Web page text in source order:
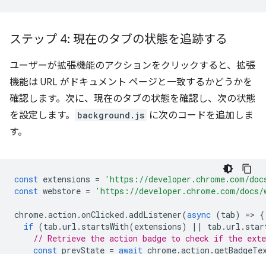
ステップ 4: 現在のタブの状態を追跡する
ユーザーが拡張機能のアクションをクリックすると、拡張
機能は URL がドキュメント ページと一致するかどうかを
確認します。次に、現在のタブの状態を確認し、次の状態
を設定します。
background.js に次のコードを追加しま
す。
const extensions =
'https://developer.chrome.com/
const webstore = 'https://developer.chrome.com/docs/
chrome.action .onClicked .addListener(async (tab) => {
if (tab .url . startsWith(extensions) || tab .url .
// Retrieve the action badge to check if the
const prevState = await chrome.action .